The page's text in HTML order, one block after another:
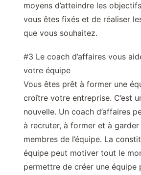
moyens d’atteindre les
vous êtes fixés et de réaliser
que vous souhaitez.
#3 Le coach d’affaires vous
votre équipe
Vous êtes prêt à former une
croître votre entreprise. C’est
nouvelle. Un coach d’affaires
à recruter, à former et à garder
membres de l’équipe. La
équipe peut motiver tout le
permettre de créer une équipe